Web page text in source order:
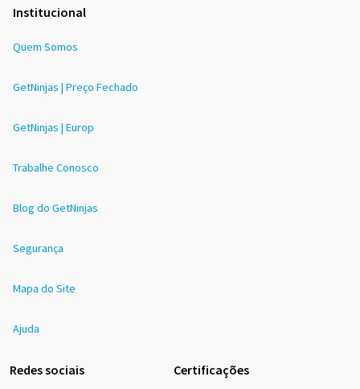
Institucional
Quem Somos
GetNinjas | Preço Fechado
GetNinjas | Europ
Trabalhe Conosco
Blog do GetNinjas
Segurança
Mapa do Site
Ajuda
Redes sociais Certificações